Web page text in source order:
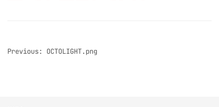
post
Previous: OCTOLIGHT.png